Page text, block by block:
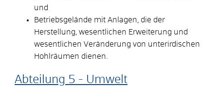
und
Betriebsgelände mit Anlagen, die der
Herstellung, wesentlichen Erweiterung und
wesentlichen Veränderung von unterirdischen
Hohlräumen dienen.
Abteilung 5 - Umwelt